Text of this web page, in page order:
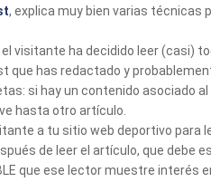
, explica muy bien varias técnicas
visitante ha decidido leer (casi)
que has redactado y
si hay un contenido asociado
hasta otro artículo.
a tu sitio web deportivo para
de leer el artículo, que debe
que ese lector muestre interés